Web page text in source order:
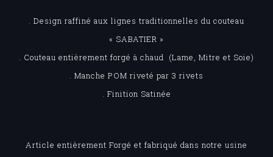
. Design raffiné aux lignes traditionnelles du couteau
« SABATIER »
. Couteau entièrement forgé à chaud (Lame, Mitre et Soie)
. Manche POM riveté par 3 rivets
. Finition Satinée
Article entièrement Forgé et fabriqué dans notre usine